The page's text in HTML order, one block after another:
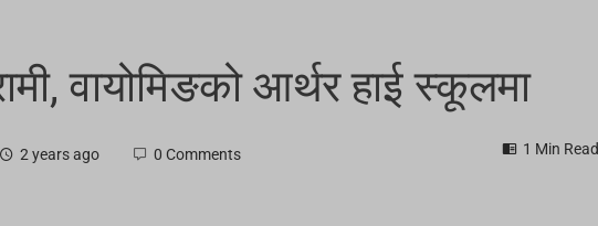
वायोमिङको आर्थर हाई स्कूलमा
2 years ago 0 Comments 1 Min Read